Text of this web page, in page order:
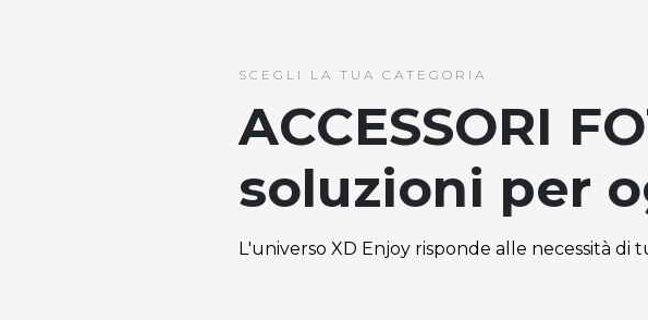
SCEGLI LA TUA CATEGORIA
ACCESSORI
soluzioni per
L'universo XD Enjoy risponde alle necessità di